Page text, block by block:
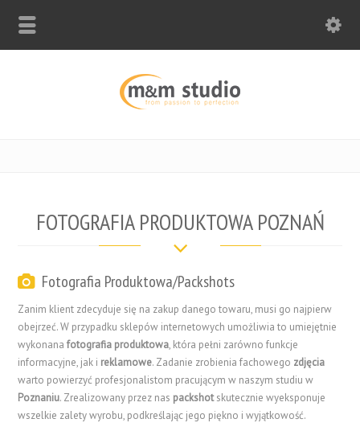
FOTOGRAFIA PRODUKTOWA POZNAŃ
Fotografia Produktowa/Packshots
Zanim klient zdecyduje się na zakup danego towaru, musi go najpierw
obejrzeć. W przypadku sklepów internetowych umożliwia to umiejętnie
wykonanafotografia produktowa, która pełni zarówno funkcje
informacyjne, jak i reklamowe. Zadanie zrobienia fachowego zdjęcia
warto powierzyć profesjonalistom pracującym w naszym studiu w
Poznaniu. Zrealizowany przez nas packshotskutecznie wyeksponuje
wszelkie zalety wyrobu, podkreślając jego piękno i wyjątkowość.